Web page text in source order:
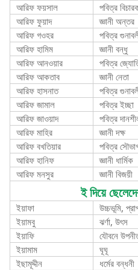
আরিফ ফয়সাল
পবিত্র
আরিফ ফুয়াদ
জ্ঞানী অন্তর
আরিফ গওহর
পবিত্র
আরিফ হামিম
জ্ঞানী বন্ধু
আরিফ আনওয়ার
পবিত্র
আরিফ আকতাব
জ্ঞানী নেতা
আরিফ হাসনাত
পবিত্র
আরিফ জামাল
পবিত্র ইচ্ছা
আরিফ জাওয়াদ
পবিত্র
আরিফ মাহির
জ্ঞানী দক্ষ
আরিফ বখতিয়ার
পবিত্র
আরিফ হানিফ
জ্ঞানী ধার্মিক
আরিফ মনসুর
জ্ঞানী বিজয়ী
ই দিয়ে
ইয়াফা
উচ্চভূমি,
ইয়ামবু
ঝর্ণা, উৎস
ইয়াফি
যৌবনে
ইয়ামাম
ঘূঘূ
ইছামূদ্দীন
ধর্মের বন্ধনী